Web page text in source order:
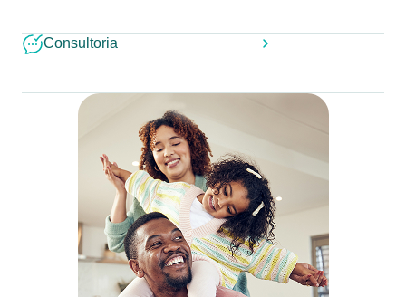
Consultoria